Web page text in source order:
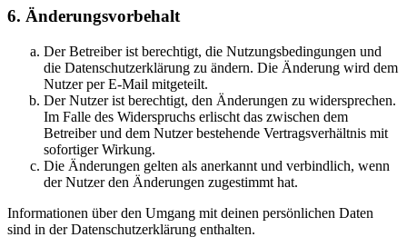
6. Änderungsvorbehalt
Der Betreiber ist berechtigt, die Nutzungsbedingungen und
die Datenschutzerklärung zu ändern. Die Änderung wird dem
Nutzer per E-Mail mitgeteilt.
Der Nutzer ist berechtigt, den Änderungen zu widersprechen.
Im Falle des Widerspruchs erlischt das zwischen dem
Betreiber und dem Nutzer bestehende Vertragsverhältnis mit
sofortiger Wirkung.
Die Änderungen gelten als anerkannt und verbindlich, wenn
der Nutzer den Änderungen zugestimmt hat.
Informationen über den Umgang mit deinen persönlichen Daten
sind in der Datenschutzerklärung enthalten.